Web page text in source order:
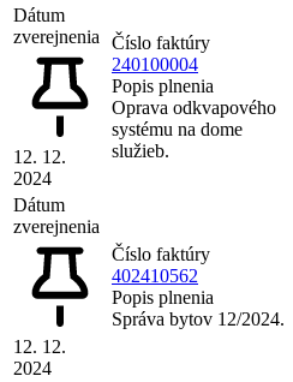
Dátum
zverejnenia
12. 12.
2024
Číslo faktúry
240100004
Popis plnenia
Oprava odkvapového
systému na dome
služieb.
Dátum
zverejnenia
12. 12.
2024
Číslo faktúry
402410562
Popis plnenia
Správa bytov 12/2024.